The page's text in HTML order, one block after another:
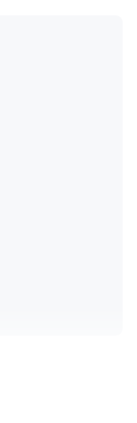
について
いることの相談
いただきやすい